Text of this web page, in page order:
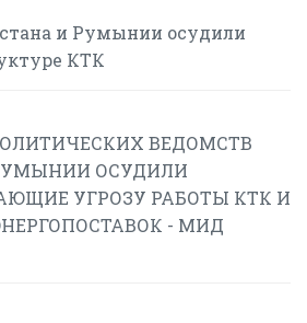
и Румынии осудили
КТК
ВЕДОМСТВ
ОСУДИЛИ
УГРОЗУ РАБОТЫ КТК И
- МИД